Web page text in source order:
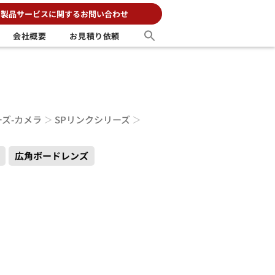
製品サービスに関するお問い合わせ
会社概要
お見積り依頼
-カメラ ＞ SPリンクシリーズ ＞
広角ボードレンズ